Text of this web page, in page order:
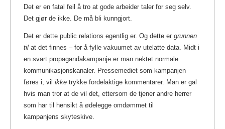
Det er en fatal feil å tro at gode arbeider taler for seg selv.
Det gjør de ikke. De må bli kunngjort.
Det er dette public relations egentlig er. Og dette er grunnen
til at det finnes – for å fylle vakuumet av utelatte data. Midt i
en svart propagandakampanje er man nektet normale
kommunikasjonskanaler. Pressemediet som kampanjen
føres i, vil ikke trykke fordelaktige kommentarer. Man er gal
hvis man tror at de vil det, ettersom de tjener andre herrer
som har til hensikt å ødelegge omdømmet til
kampanjens skyteskive.